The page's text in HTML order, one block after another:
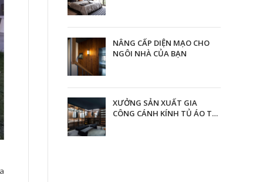
NÂNG CẤP DIỆN MẠO CHO
NGÔI NHÀ CỦA BẠN
XƯỞNG SẢN XUẤT GIA
CÔNG CÁNH KÍNH TỦ ÁO TẠI